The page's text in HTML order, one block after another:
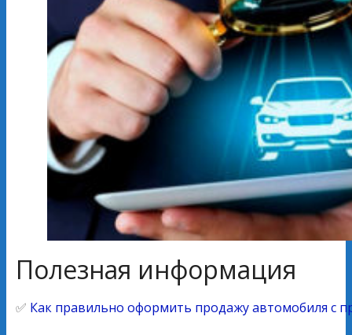
Полезная информация
✅ Как правильно оформить продажу автомобиля с